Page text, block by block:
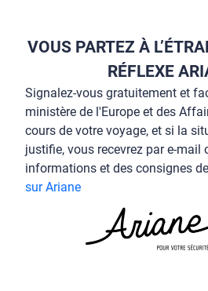
VOUS PARTEZ À
RÉFLEXE
Signalez-vous gratuitement et
ministère de l'Europe et des
cours de votre voyage, et si la
justifie, vous recevrez par e-mail
informations et des consignes
sur Ariane